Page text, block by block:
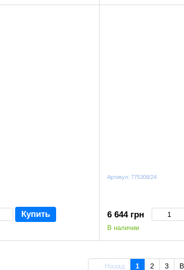
Купить
Артикул: 775308/24
6 644 грн
В наличии
Назад 1 2 3